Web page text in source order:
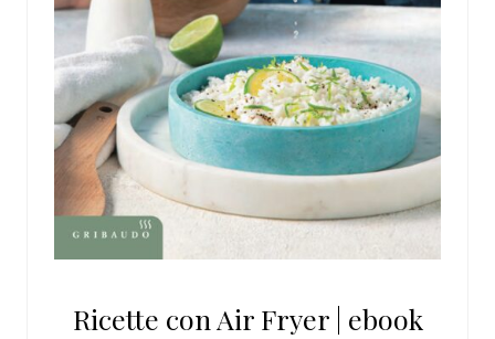
Ricette con Air Fryer | ebook